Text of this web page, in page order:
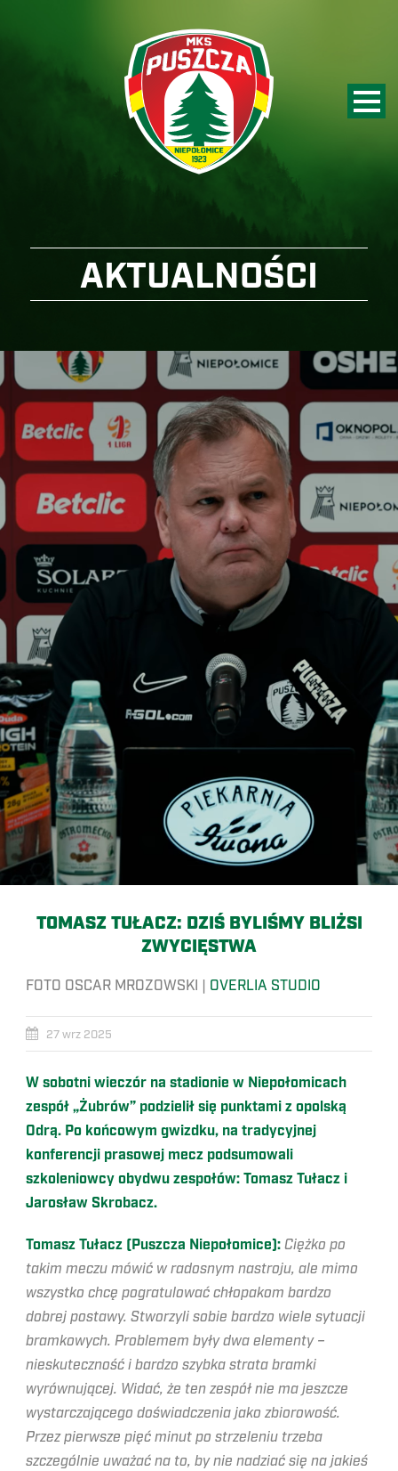
AKTUALNOŚCI
TOMASZ TUŁACZ: DZIŚ BYLIŚMY BLIŻSI
ZWYCIĘSTWA
FOTO OSCAR MROZOWSKI | OVERLIA STUDIO
27 wrz 2025
W sobotni wieczór na stadionie w Niepołomicach
zespół „Żubrów” podzielił się punktami z opolską
Odrą. Po końcowym gwizdku, na tradycyjnej
konferencji prasowej mecz podsumowali
szkoleniowcy obydwu zespołów: Tomasz Tułacz i
Jarosław Skrobacz.
Tomasz Tułacz (Puszcza Niepołomice): Ciężko po
takim meczu mówić w radosnym nastroju, ale mimo
wszystko chcę pogratulować chłopakom bardzo
dobrej postawy. Stworzyli sobie bardzo wiele sytuacji
bramkowych. Problemem były dwa elementy –
nieskuteczność i bardzo szybka strata bramki
wyrównującej. Widać, że ten zespół nie ma jeszcze
wystarczającego doświadczenia jako zbiorowość.
Przez pierwsze pięć minut po strzeleniu trzeba
szczególnie uważać na to, by nie nadziać się na jakieś